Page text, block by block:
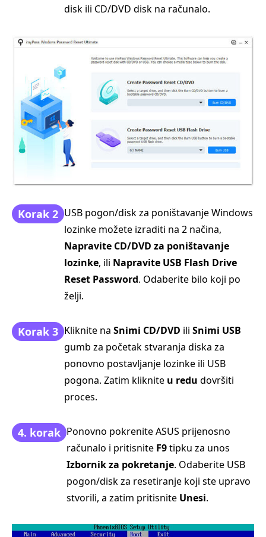
disk ili CD/DVD disk na računalo.
Korak 2 USB pogon/disk za poništavanje Windows
lozinke možete izraditi na 2 načina,
Napravite CD/DVD za poništavanje
lozinke, ili Napravite USB Flash Drive
Reset Password. Odaberite bilo koji po
želji.
Korak 3 Kliknite na Snimi CD/DVD ili Snimi USB
gumb za početak stvaranja diska za
ponovno postavljanje lozinke ili USB
pogona. Zatim kliknite u redu dovršiti
proces.
4. korak Ponovno pokrenite ASUS prijenosno
računalo i pritisnite F9tipku za unos
Izbornik za pokretanje. Odaberite USB
pogon/disk za resetiranje koji ste upravo
stvorili, a zatim pritisnite Unesi.